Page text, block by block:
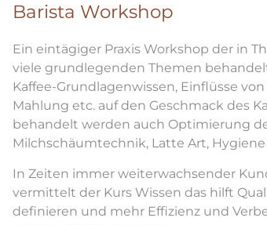
Barista Workshop
Ein eintägiger Praxis Workshop der in
viele grundlegenden Themen
Kaffee-Grundlagenwissen, Einflüsse
Mahlung etc. auf den Geschmack des
behandelt werden auch Optimierung
Milchschäumtechnik, Latte Art,
In Zeiten immer weiterwachsender
vermittelt der Kurs Wissen das hilft
definieren und mehr Effizienz und